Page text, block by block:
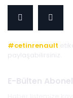
#cetinrenault
paylaşabilirsiniz.
E-Bülten